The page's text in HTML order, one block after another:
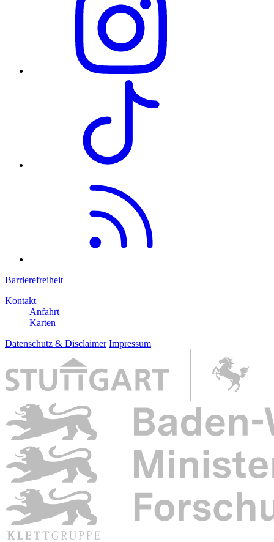
Barrierefreiheit
Kontakt
Anfahrt
Karten
Datenschutz & Disclaimer Impressum